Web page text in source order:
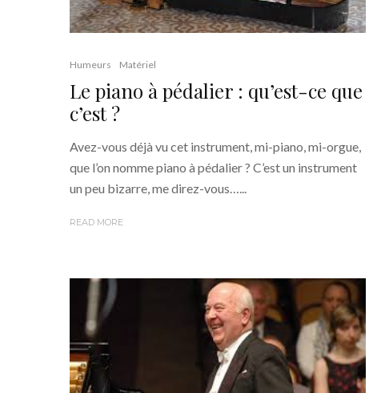
Humeurs Matériel
Le piano à pédalier : qu’est-ce que
c’est ?
Avez-vous déjà vu cet instrument, mi-piano, mi-orgue,
que l’on nomme piano à pédalier ? C’est un instrument
un peu bizarre, me direz-vous…...
READ MORE